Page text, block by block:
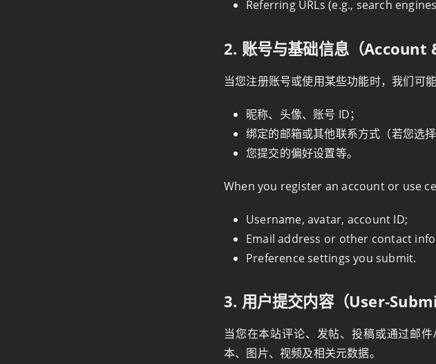
Referring URLs (e.g., search
2. 账号与基础信息（Account
当您注册账号或使用某些功能时，我们可能
昵称、头像、账号 ID；
绑定的邮箱或其他联系方式（若您选择
您提交的偏好设置等。
When you register an account or use
Username, avatar, account ID;
Email address or other contact
Preference settings you submit.
3. 用户提交内容（
当您在本站评论、发帖、投稿或通过邮
本、图片、视频及相关元数据。